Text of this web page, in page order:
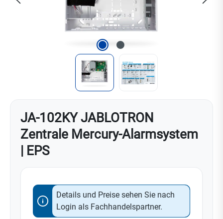
JA-102KY JABLOTRON
Zentrale Mercury-Alarmsystem
| EPS
Details und Preise sehen Sie nach
Login als Fachhandelspartner.